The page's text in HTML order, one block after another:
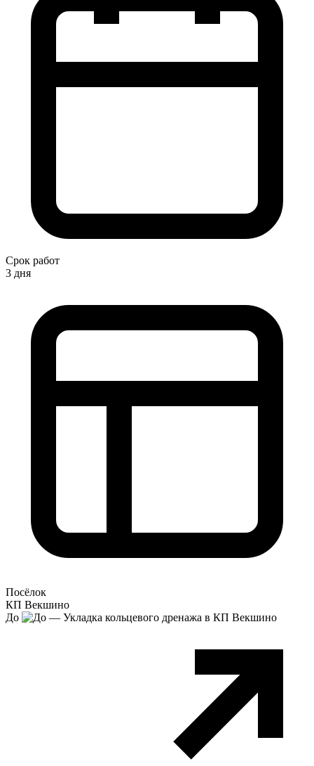
Срок работ
3 дня
Посёлок
КП Векшино
До